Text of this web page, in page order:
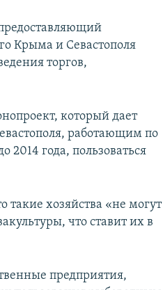
Крыма и Севастополя
торгов,
который дает
работающим по
года, пользоваться
такие хозяйства «не могут
что ставит их в
предприятия,